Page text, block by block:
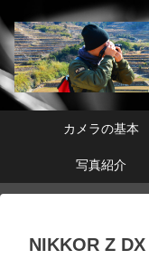
カメラの基本
写真紹介
NIKKOR Z